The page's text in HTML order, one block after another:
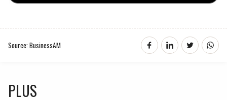
Source: BusinessAM
PLUS